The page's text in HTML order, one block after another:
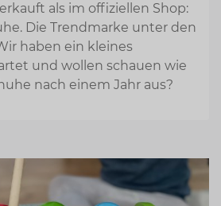
als im offiziellen Shop:
Die Trendmarke unter den
haben ein kleines
und wollen schauen wie
nach einem Jahr aus?